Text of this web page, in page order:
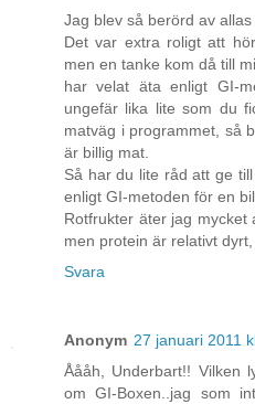
Jag blev så berörd av
Det var extra roligt att
men en tanke kom då till
har velat äta enligt GI-
ungefär lika lite som du
matväg i programmet, så
är billig mat.
Så har du lite råd att ge
enligt GI-metoden för en
Rotfrukter äter jag mycket
men protein är relativt
Svara
Anonym 27 januari 2011
Åååh, Underbart!! Vilken
om GI-Boxen..jag som